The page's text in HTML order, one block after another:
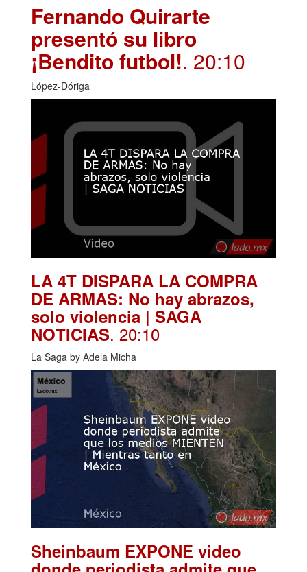
Fernando Quirarte
presentó su libro
¡Bendito futbol!. 20:10
López-Dóriga
LA 4T DISPARA LA COMPRA
DE ARMAS: No hay abrazos,
solo violencia | SAGA
NOTICIAS. 20:10
La Saga by Adela Micha
Sheinbaum EXPONE video